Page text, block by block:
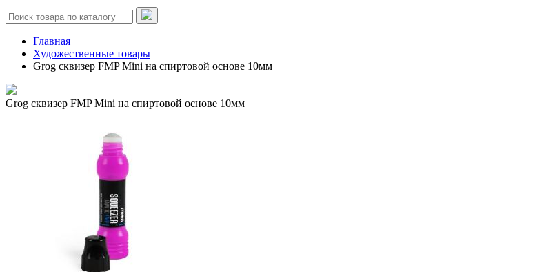
Главная
Художественные товары
Grog сквизер FMP Mini на спиртовой основе 10мм
Grog сквизер FMP Mini на спиртовой основе 10мм